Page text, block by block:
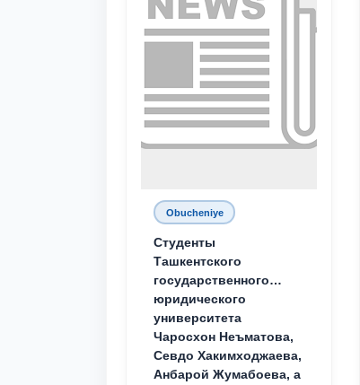
Obucheniye
Студенты
Ташкентского
государственного
юридического
университета
Чаросхон Неъматова,
Севдо Хакимходжаева,
Анбарой Жумабоева, а